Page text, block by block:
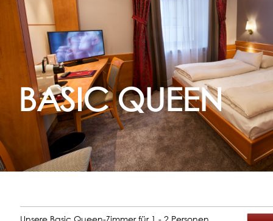
BASIC QUEEN
Unsere Basic Queen-Zimmer für 1 - 2 Personen